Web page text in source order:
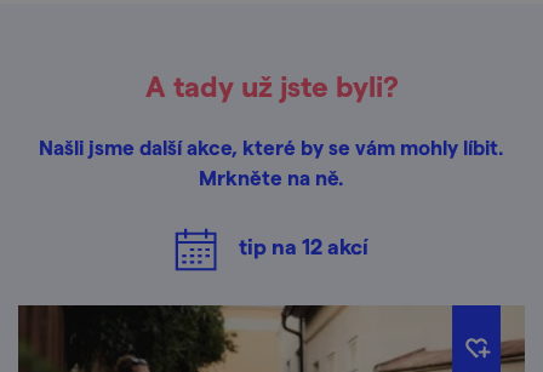
A tady už jste byli?
Našli jsme další akce, které by se vám mohly líbit.
Mrkněte na ně.
tip na 12akcí